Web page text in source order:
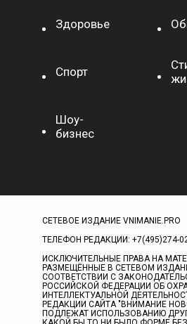
Здоровье
Спорт
Шоу-
бизнес
СЕТЕВОЕ ИЗДАНИЕ VNIMANIE.PRO
ТЕЛЕФОН РЕДАКЦИИ: +7(495)274-
ИСКЛЮЧИТЕЛЬНЫЕ ПРАВА НА
РАЗМЕЩЁННЫЕ В СЕТЕВОМ
СООТВЕТСТВИИ С
РОССИЙСКОЙ ФЕДЕРАЦИИ ОБ
ИНТЕЛЛЕКТУАЛЬНОЙ
РЕДАКЦИИ САЙТА "ВНИМАНИЕ
ПОДЛЕЖАТ ИСПОЛЬЗОВАНИЮ